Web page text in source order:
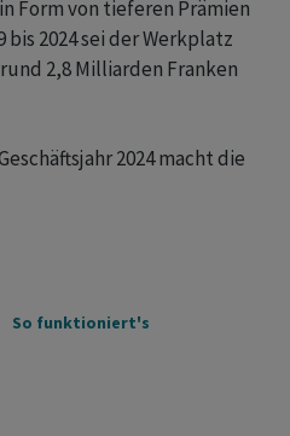
Form von tieferen Prämien
2024 sei der Werkplatz
2,8 Milliarden Franken
2024 macht die
So funktioniert's